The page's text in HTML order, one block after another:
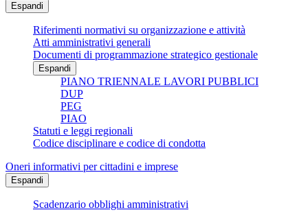
Espandi
Riferimenti normativi su organizzazione e attività
Atti amministrativi generali
Documenti di programmazione strategico gestionale
Espandi
PIANO TRIENNALE LAVORI PUBBLICI
DUP
PEG
PIAO
Statuti e leggi regionali
Codice disciplinare e codice di condotta
Oneri informativi per cittadini e imprese
Espandi
Scadenzario obblighi amministrativi